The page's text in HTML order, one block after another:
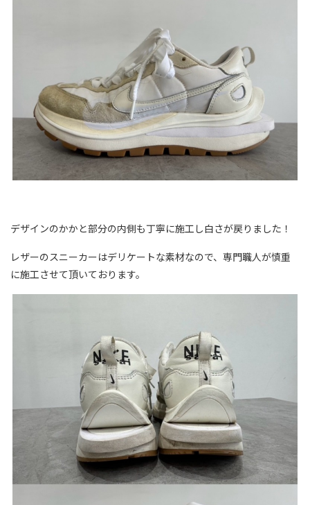
デザインのかかと部分の内側も丁寧に施工し白さが戻りました！
レザーのスニーカーはデリケートな素材なので、専門職人が慎重
に施工させて頂いております。